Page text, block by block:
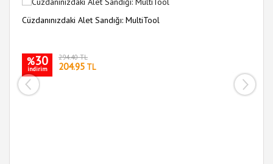
Cüzdanınızdaki Alet Sandığı: MultiTool
%30
indirim
294.40 TL
204.95 TL